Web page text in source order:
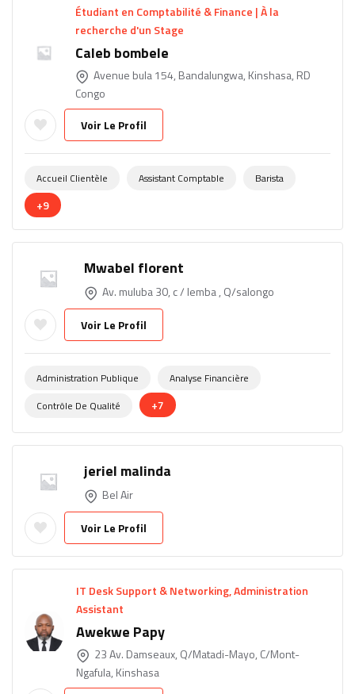
Étudiant en Comptabilité & Finance | À la
recherche d'un Stage
Caleb bombele
Avenue bula 154, Bandalungwa, Kinshasa, RD
Congo
Voir Le Profil
Accueil Clientèle Assistant Comptable Barista
+9
Mwabel florent
Av. muluba 30, c / lemba , Q/salongo
Voir Le Profil
Administration Publique
Analyse Financière
Contrôle De Qualité
+7
jeriel malinda
Bel Air
Voir Le Profil
IT Desk Support & Networking, Administration
Assistant
Awekwe Papy
23 Av. Damseaux, Q/Matadi-Mayo, C/Mont-
Ngafula, Kinshasa